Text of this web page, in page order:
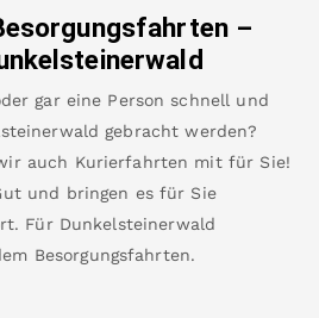
–
gar eine Person schnell und
gebracht werden?
auch Kurierfahrten mit für Sie!
und bringen es für Sie
Für Dunkelsteinerwald
Besorgungsfahrten.